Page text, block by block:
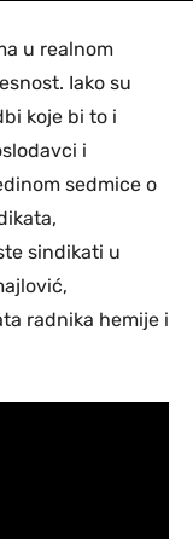
u realnom
Iako su
koje bi to i
i
sedmice o
sindikati u
radnika hemije i